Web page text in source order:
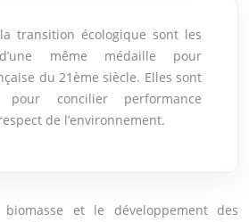
transition écologique sont les
même médaille pour
du 21ème siècle. Elles sont
pour concilier performance
de l’environnement.
et le développement des